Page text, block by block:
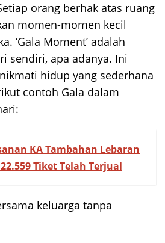
orang berhak atas ruang
momen-momen kecil
‘Gala Moment’ adalah
sendiri, apa adanya. Ini
hidup yang sederhana
contoh Gala dalam
KA Tambahan Lebaran
Tiket Telah Terjual
keluarga tanpa